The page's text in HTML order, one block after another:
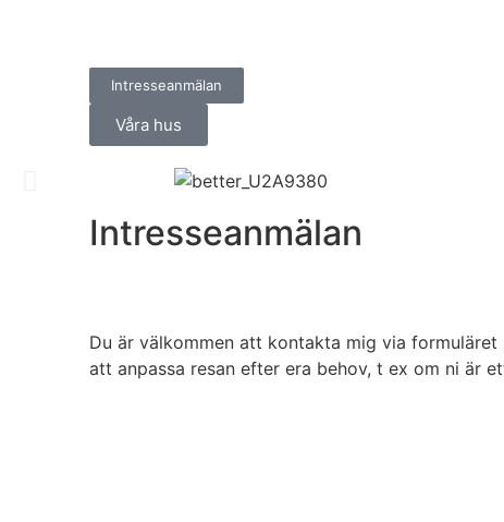
Intresseanmälan
Våra hus
Intresseanmälan
Du är välkommen att kontakta mig via formuläret
att anpassa resan efter era behov, t ex om ni är